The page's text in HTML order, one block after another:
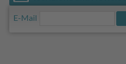
E-Mail